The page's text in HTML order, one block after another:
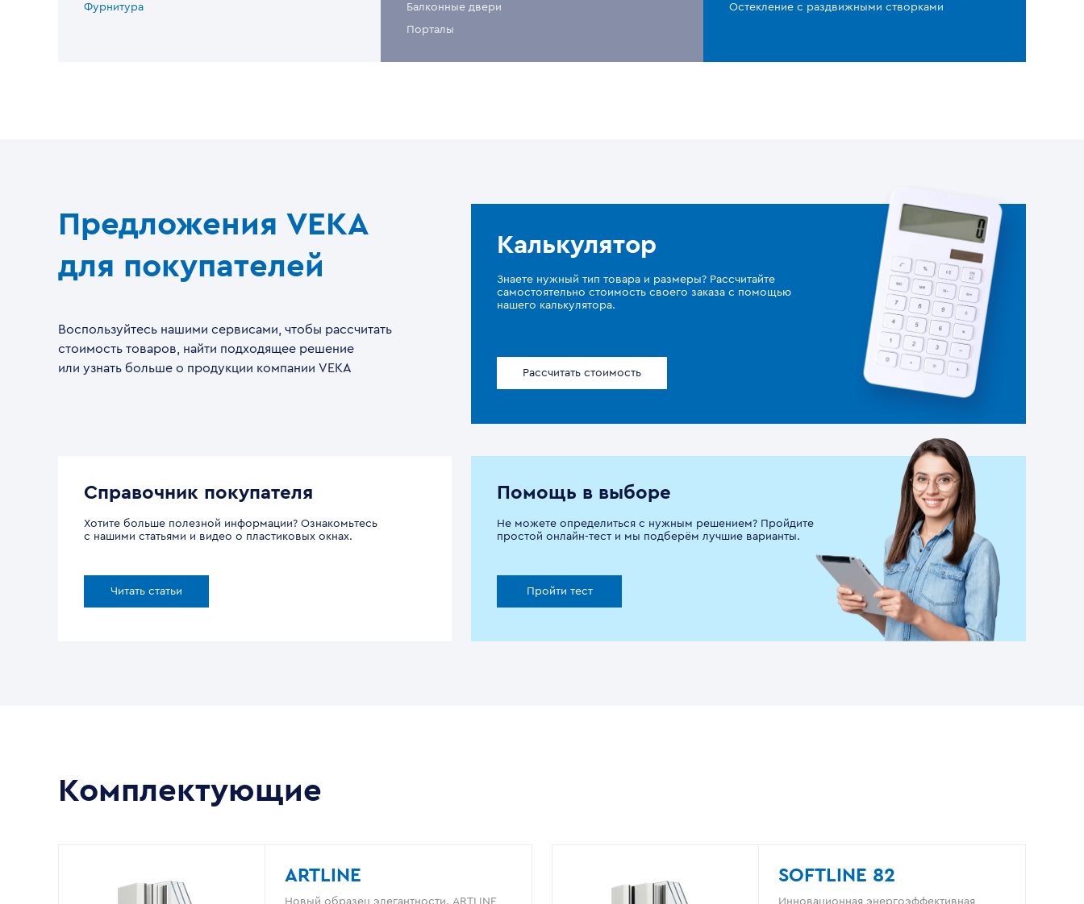
Фурнитура
Балконные двери
Порталы
Остекление с раздвижными створками
Предложения VEKA
для покупателей
Воспользуйтесь нашими сервисами, чтобы рассчитать
стоимость товаров, найти подходящее решение
или узнать больше о продукции компании VEKA
Калькулятор
Знаете нужный тип товара и размеры? Рассчитайте
самостоятельно стоимость своего заказа с помощью
нашего калькулятора.
Рассчитать стоимость
Справочник покупателя
Хотите больше полезной информации? Ознакомьтесь
с нашими статьями и видео о пластиковых окнах.
Читать статьи
Помощь в выборе
Не можете определиться с нужным решением? Пройдите
простой онлайн-тест и мы подберём лучшие варианты.
Пройти тест
Комплектующие
ARTLINE
Новый образец элегантности. ARTLINE
SOFTLINE 82
Инновационная энергоэффективная